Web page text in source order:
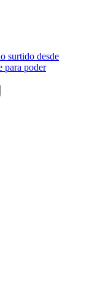
surtido desde
para poder